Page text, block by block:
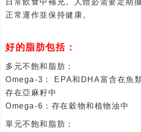
正常運作並保持健康。
好的脂肪包括：
多元不飽和脂肪：
Omega-3： EPA和DHA富含在魚
存在亞麻籽中
Omega-6：存在穀物和植物油中
單元不飽和脂肪：